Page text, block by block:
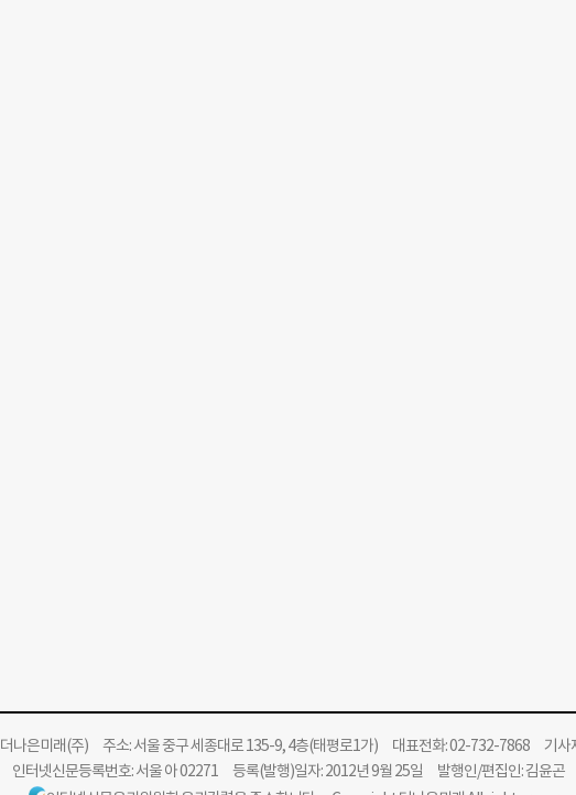
더나은미래(주)주소: 서울 중구 세종대로 135-9, 4층(태평로1가) 대표전화: 02-732-7868 기사
인터넷신문등록번호: 서울 아 02271 등록(발행)일자: 2012년 9월 25일 발행인/편집인: 김윤곤